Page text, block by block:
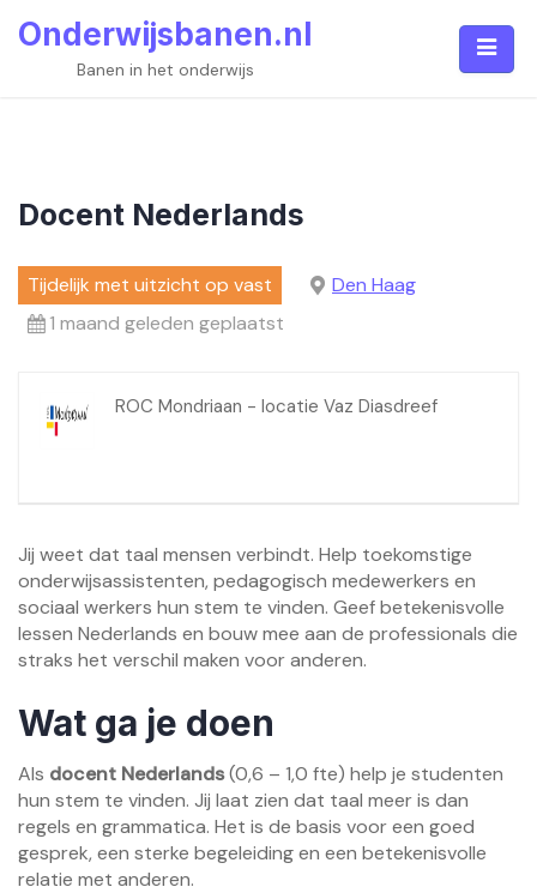
Onderwijsbanen.nl
Banen in het onderwijs
Docent Nederlands
Tijdelijk met uitzicht op vast
Den Haag
1 maand geleden geplaatst
ROC Mondriaan - locatie Vaz Diasdreef
Jij weet dat taal mensen verbindt. Help toekomstige
onderwijsassistenten, pedagogisch medewerkers en
sociaal werkers hun stem te vinden. Geef betekenisvolle
lessen Nederlands en bouw mee aan de professionals die
straks het verschil maken voor anderen.
Wat ga je doen
Als docent Nederlands(0,6 – 1,0 fte) help je studenten
hun stem te vinden. Jij laat zien dat taal meer is dan
regels en grammatica. Het is de basis voor een goed
gesprek, een sterke begeleiding en een betekenisvolle
relatie met anderen.